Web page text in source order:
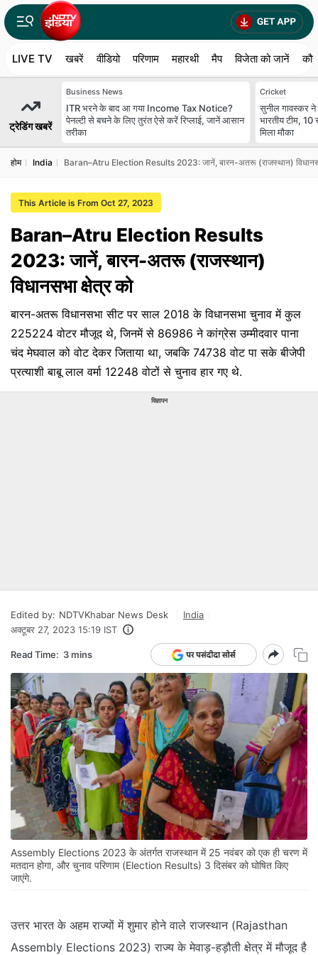
LIVE TV खबरें वीडियो परिणाम महारथी मैप विजेता को जानें
ट्रेडिंग खबरें
Business News
ITR भरने के बाद आ गया Income Tax Notice?
पेनल्टी से बचने के लिए तुरंत ऐसे करें रिप्लाई, जानें आसान
तरीका
Cricket
सुनील गावस्कर
भारतीय टीम, 10
मिला मौका
होम India Baran–Atru Election Results 2023: जानें, बारन-अतरू (राजस्थान)
This Article is From Oct 27, 2023
Baran–Atru Election Results
2023: जानें, बारन-अतरू (राजस्थान)
विधानसभा क्षेत्र को
बारन-अतरू विधानसभा सीट पर साल 2018 के विधानसभा चुनाव में कुल
225224 वोटर मौजूद थे, जिनमें से 86986 ने कांग्रेस उम्मीदवार पाना
चंद मेघवाल को वोट देकर जिताया था, जबकि 74738 वोट पा सके बीजेपी
प्रत्याशी बाबू लाल वर्मा 12248 वोटों से चुनाव हार गए थे.
विज्ञापन
Edited by: NDTVKhabar News Desk
India
अक्टूबर 27, 2023 15:19 IST
Read Time: 3 mins
Assembly Elections 2023 के अंतर्गत राजस्थान में 25 नवंबर को एक ही चरण में
मतदान होगा, और चुनाव परिणाम (Election Results) 3 दिसंबर को घोषित किए
जाएंगे.
उत्तर भारत के अहम राज्यों में शुमार होने वाले राजस्थान (Rajasthan
Assembly Elections 2023) राज्य के मेवाड़-हड़ौती क्षेत्र में मौजूद है